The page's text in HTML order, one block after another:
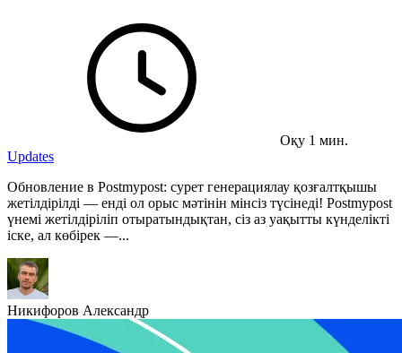
Оқу 1 мин.
Updates
Обновление в Postmypost: сурет генерациялау қозғалтқышы
жетілдірілді — енді ол орыс мәтінін мінсіз түсінеді! Postmypost
үнемі жетілдіріліп отыратындықтан, сіз аз уақытты күнделікті
іске, ал көбірек —...
Никифоров Александр